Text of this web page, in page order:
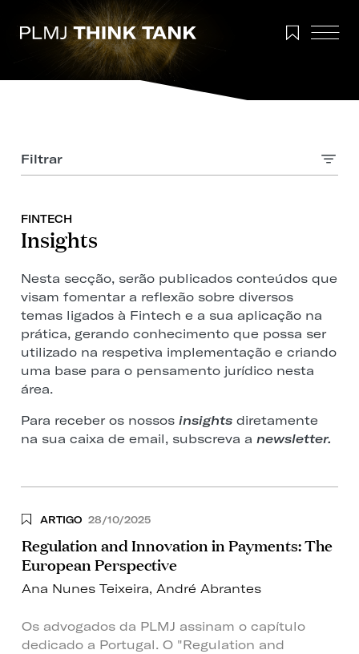
Filtrar
FINTECH
Insights
Nesta secção, serão publicados conteúdos que
visam fomentar a reflexão sobre diversos
temas ligados à Fintech e a sua aplicação na
prática, gerando conhecimento que possa ser
utilizado na respetiva implementação e criando
uma base para o pensamento jurídico nesta
área.
Para receber os nossos insightsdiretamente
na sua caixa de email, subscreva a newsletter.
ARTIGO 28/10/2025
Regulation and Innovation in Payments: The
European Perspective
Ana Nunes Teixeira,André Abrantes
Os advogados da PLMJ assinam o capítulo
dedicado a Portugal. O "Regulation and